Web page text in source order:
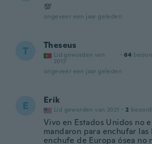
💯
ongeveer een jaar geleden
T Theseus
Lid geworden van
2017
· 64
ongeveer een jaar geleden
E Erik
Lid geworden van 2021 · 2
Vivo en Estados Unidos no
mandaron para enchufar las
enchufe de Europa ósea no